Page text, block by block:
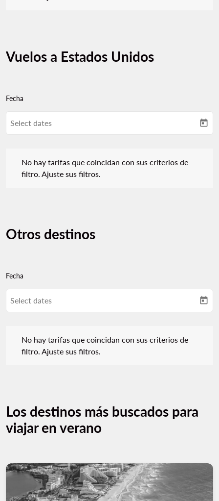
Vuelos a Estados Unidos
Fecha
Select dates today
No hay tarifas que coincidan con sus criterios de
filtro. Ajuste sus filtros.
Otros destinos
Fecha
Select dates today
No hay tarifas que coincidan con sus criterios de
filtro. Ajuste sus filtros.
Los destinos más buscados para
viajar en verano